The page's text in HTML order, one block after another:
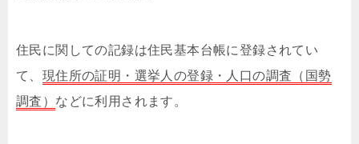
住民に関しての記録は住民基本台帳に登録されてい
て、 現住所の証明・選挙人の登録・人口の調査（国勢
調査） などに利用されます。